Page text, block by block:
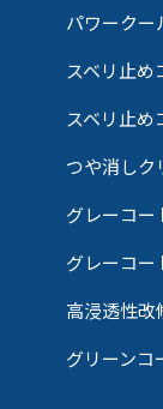
パワークー
スベリ止め
スベリ止め
つや消しク
グレーコー
グレーコー
高浸透性改
グリーンコ